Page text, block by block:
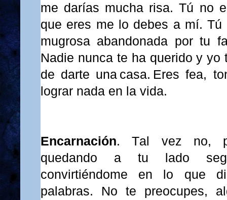
me darías mucha risa. Tú no
que eres me lo debes a mí. Tú
mugrosa abandonada por tu
Nadie nunca te ha querido y yo
de darte una casa. Eres fea,
lograr nada en la vida.
Encarnación. Tal vez no,
quedando a tu lado
convirtiéndome en lo que
palabras. No te preocupes,